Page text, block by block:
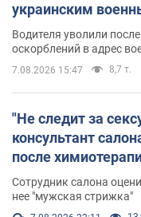
украинским
Водителя уволили
оскорблений в адрес
7.08.2026 15:47 8,7 т.
"Не следит за
консультант
после
Сотрудник салона
нее "мужская стрижка"